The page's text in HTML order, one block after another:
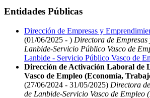
Entidades Públicas
Dirección de Empresas y
(01/06/2025 - ) Directora de
Lanbide-Servicio Público Vasco de
Lanbide - Servicio Público Vasco de
Dirección de Activación Laboral de
Vasco de Empleo (Economía,
(27/06/2024 - 31/05/2025) Directora
de Lanbide-Servicio Vasco de Empleo